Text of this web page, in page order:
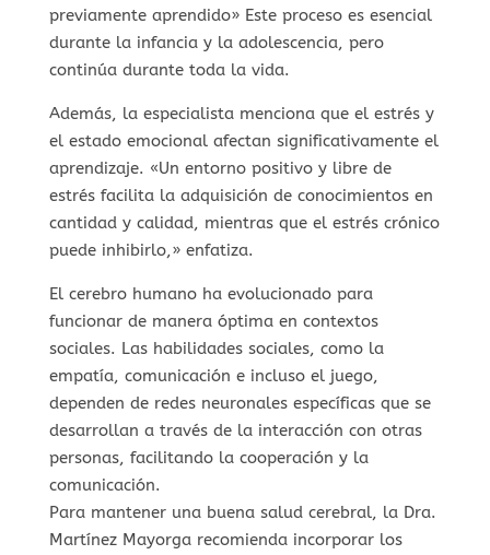
previamente aprendido» Este proceso es esencial
durante la infancia y la adolescencia, pero
continúa durante toda la vida.
Además, la especialista menciona que el estrés y
el estado emocional afectan significativamente el
aprendizaje. «Un entorno positivo y libre de
estrés facilita la adquisición de conocimientos en
cantidad y calidad, mientras que el estrés crónico
puede inhibirlo,» enfatiza.
El cerebro humano ha evolucionado para
funcionar de manera óptima en contextos
sociales. Las habilidades sociales, como la
empatía, comunicación e incluso el juego,
dependen de redes neuronales específicas que se
desarrollan a través de la interacción con otras
personas, facilitando la cooperación y la
comunicación.
Para mantener una buena salud cerebral, la Dra.
Martínez Mayorga recomienda incorporar los